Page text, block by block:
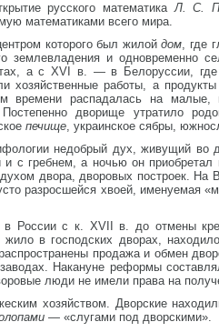
русского математикаЛ. С.
математиками всего мира.
которого был жилойдом, где
и одновременно
а с XVI в. — в Белоруссии,
работы, а
распадалась на малые,
дворище утратило
печище, украинское сябры,
недобрый дух, живущий во
и с гребнем, а ночью он
двора, дворовых построек.
разросшейся хвоей, именуемая
в России с к. XVII в. до отмены
в господских дворах,
продажа и обмен
Накануне реформы
люди не имели права на
хозяйством. Дворские
— «слугами под дворскими».